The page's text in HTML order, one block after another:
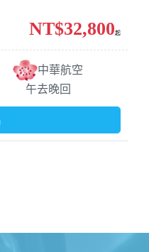
中華航空
午去晚回
NT$32,800起